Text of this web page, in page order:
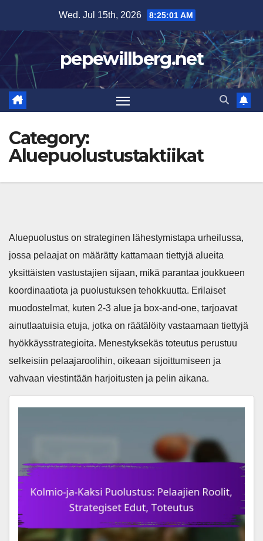
content
Wed. Jul 15th, 2026 8:25:02 AM
pepewillberg.net
Category:
Aluepuolustustaktiikat
Aluepuolustus on strateginen lähestymistapa urheilussa,
jossa pelaajat on määrätty kattamaan tiettyjä alueita
yksittäisten vastustajien sijaan, mikä parantaa joukkueen
koordinaatiota ja puolustuksen tehokkuutta. Erilaiset
muodostelmat, kuten 2-3 alue ja box-and-one, tarjoavat
ainutlaatuisia etuja, jotka on räätälöity vastaamaan tiettyjä
hyökkäysstrategioita. Menestyksekäs toteutus perustuu
selkeisiin pelaajaroolihin, oikeaan sijoittumiseen ja
vahvaan viestintään harjoitusten ja pelin aikana.